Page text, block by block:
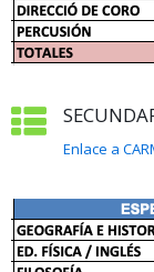
Enlace a